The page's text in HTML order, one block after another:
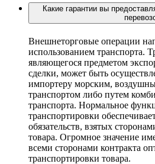
Какие гарантии вы
Внешнеторговые операции
использованием транспорта.
являющегося предметом
сделки, может быть
импортеру морским,
транспортом либо путем
транспорта. Нормальное
транспортировки
обязательств, взятых
товара. Огромное значение
всеми сторонами контракта
транспортировки товара.